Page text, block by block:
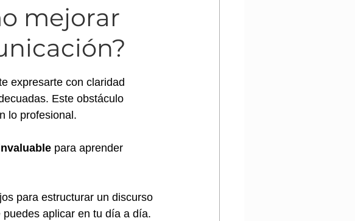
mejorar
expresarte con claridad
Este obstáculo
lo profesional.
para aprender
para estructurar un discurso
aplicar en tu día a día.